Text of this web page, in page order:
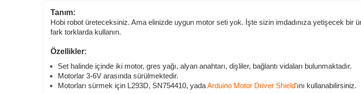
Tanım:
Hobi robot üreteceksiniz. Ama elinizde uygun motor seti yok. İşte sizin imdadınıza yetişecek bir
fark torklarda kullanın.
Özellikler:
Set halinde içinde iki motor, gres yağı, alyan anahtarı, dişliler, bağlantı vidaları bulunmaktadır.
Motorlar 3-6V arasında sürülmektedir.
Motorları sürmek için L293D, SN754410, yadaArduino Motor Driver Shield'ını kullanabilirsiniz.